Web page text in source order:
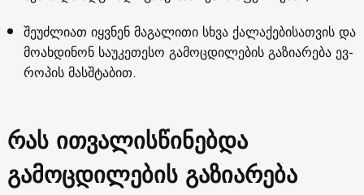
შე­უძ­ლი­ათ იყ­ვნენ მა­გა­ლი­თი სხვა ქა­ლა­ქე­ბი­სათ­ვის და
მო­ახ­დი­ნონ სა­უ­კე­თე­სო გა­მოც­დი­ლე­ბის გა­ზი­ა­რე­ბა ევ­
რო­პის მას­შტა­ბით.
რას ითვალისწინებდა
გამოცდილების გაზიარება